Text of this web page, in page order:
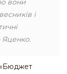
вони
і
Яценко.
«Бюджет